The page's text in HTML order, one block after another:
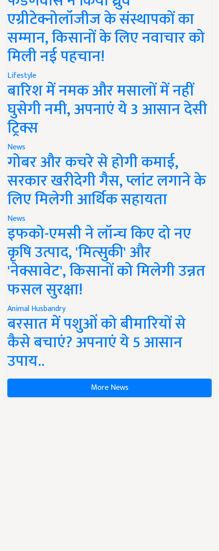
एग्रीटेक्नोलॉजीज के संस्थापकों का
सम्मान, किसानों के लिए नवाचार को
मिली नई पहचान!
Lifestyle
बारिश में नमक और मसालों में नहीं
घुसेगी नमी, अपनाएं ये 3 आसान देसी
ट्रिक्स
News
गोबर और कचरे से होगी कमाई,
सरकार खरीदेगी गैस, प्लांट लगाने के
लिए मिलेगी आर्थिक सहायता
News
इफको-एमसी ने लॉन्च किए दो नए
कृषि उत्पाद, 'मित्सुकी' और
'नेक्सावेट', किसानों को मिलेगी उन्नत
फसल सुरक्षा!
Animal Husbandry
बरसात में पशुओं को बीमारियों से
कैसे बचाएं? अपनाएं ये 5 आसान
उपाय..
More News